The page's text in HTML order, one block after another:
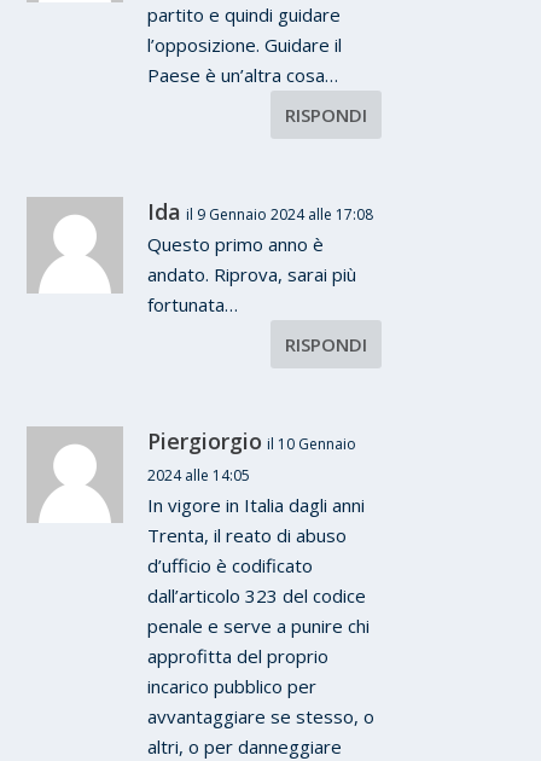
partito e quindi guidare
l’opposizione. Guidare il
Paese è un’altra cosa…
RISPONDI
Ida il 9 Gennaio 2024 alle 17:08
Questo primo anno è
andato. Riprova, sarai più
fortunata…
RISPONDI
Piergiorgio il 10 Gennaio
2024 alle 14:05
In vigore in Italia dagli anni
Trenta, il reato di abuso
d’ufficio è codificato
dall’articolo 323 del codice
penale e serve a punire chi
approfitta del proprio
incarico pubblico per
avvantaggiare se stesso, o
altri, o per danneggiare